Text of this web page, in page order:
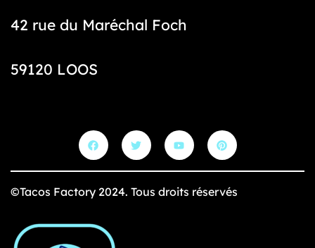
s
a
42 rue du Maréchal Foch
59120 LOOS
©Tacos Factory 2024. Tous droits réservés